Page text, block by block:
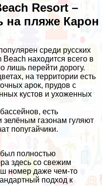
Resort –
на пляже Карон
среди русских
находится всего в
лишь перейти дорогу.
на территории есть
арок, прудов с
кустов и ухоженных
есть
зелёным газонам гуляют
попугайчики.
полностью
здесь со свежим
номер даже чем-то
подход к